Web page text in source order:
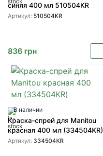
синяя 400 мл 510504KR
Артикул: 510504KR
836 грн
В наличии
Краска-спрей для Manitou
красная 400 мл (334504KR)
Артикул: 334504KR